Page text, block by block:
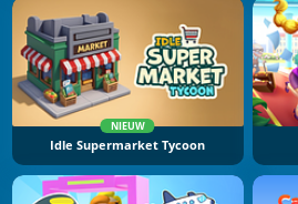
NIEUW
Idle Supermarket Tycoon